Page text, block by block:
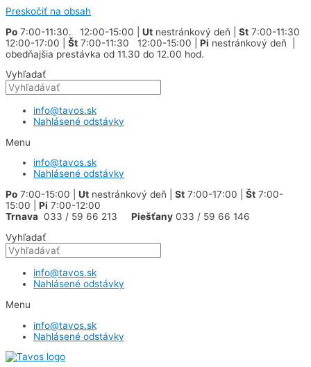
Preskočiť na obsah
Po 7:00-11:30. 12:00-15:00 | Ut nestránkový deň | St 7:00-11:30
12:00-17:00 | Št 7:00-11:30 12:00-15:00 | Pi nestránkový deň |
obedňajšia prestávka od 11.30 do 12.00 hod.
Vyhľadať
info@tavos.sk
Nahlásené odstávky
Menu
info@tavos.sk
Nahlásené odstávky
Po 7:00-15:00 | Ut nestránkový deň | St 7:00-17:00 | Št 7:00-
15:00 | Pi 7:00-12:00
Trnava 033 / 59 66 213 Piešťany 033 / 59 66 146
Vyhľadať
info@tavos.sk
Nahlásené odstávky
Menu
info@tavos.sk
Nahlásené odstávky